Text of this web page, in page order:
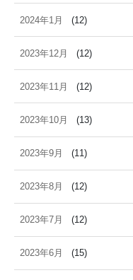
2024年1月 (12)
2023年12月 (12)
2023年11月 (12)
2023年10月 (13)
2023年9月 (11)
2023年8月 (12)
2023年7月 (12)
2023年6月 (15)